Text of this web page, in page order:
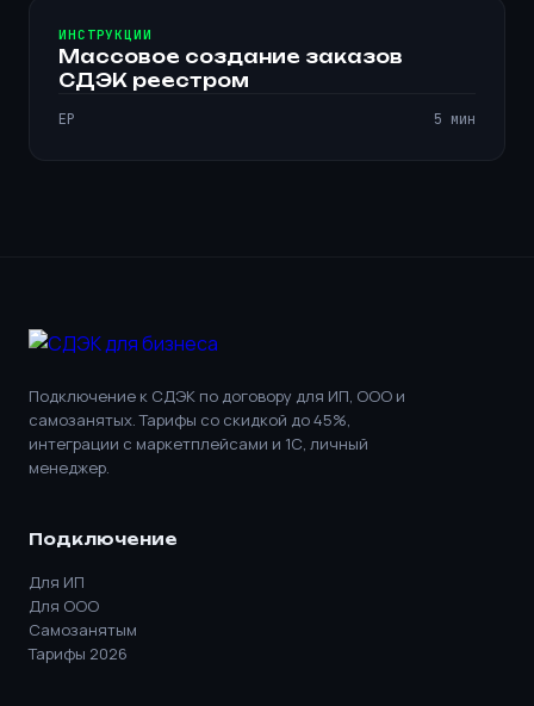
ИНСТРУКЦИИ
Массовое создание заказов
СДЭК реестром
ЕР 5 мин
Подключение к СДЭК по договору для ИП, ООО и
самозанятых. Тарифы со скидкой до 45%,
интеграции с маркетплейсами и 1С, личный
менеджер.
Подключение
Для ИП
Для ООО
Самозанятым
Тарифы 2026